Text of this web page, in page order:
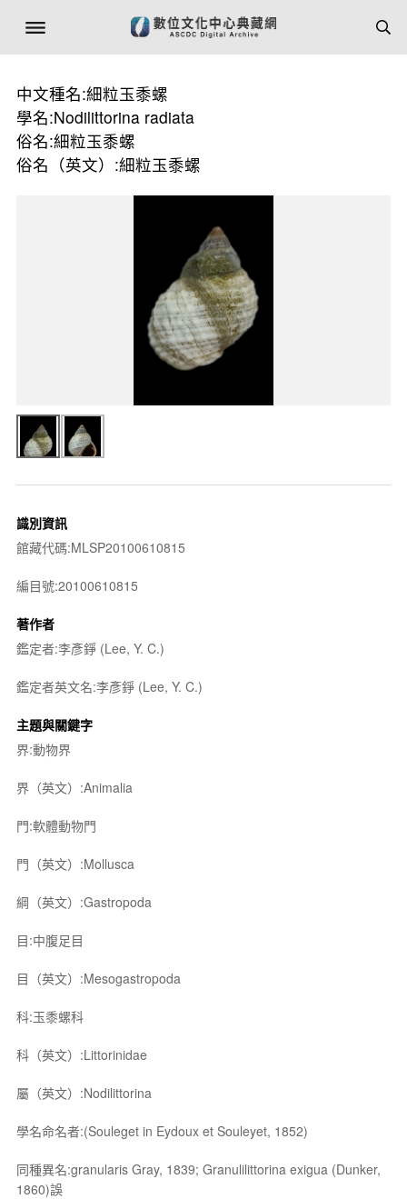
中文種名:細粒玉黍螺
學名:Nodilittorina radiata
俗名:細粒玉黍螺
俗名（英文）:細粒玉黍螺
識別資訊
館藏代碼:MLSP20100610815
編目號:20100610815
著作者
鑑定者:李彥錚 (Lee, Y. C.)
鑑定者英文名:李彥錚 (Lee, Y. C.)
主題與關鍵字
界:動物界
界（英文）:Animalia
門:軟體動物門
門（英文）:Mollusca
綱（英文）:Gastropoda
目:中腹足目
目（英文）:Mesogastropoda
科:玉黍螺科
科（英文）:Littorinidae
屬（英文）:Nodilittorina
學名命名者:(Souleget in Eydoux et Souleyet, 1852)
同種異名:granularis Gray, 1839; Granulilittorina exigua (Dunker,
1860)誤